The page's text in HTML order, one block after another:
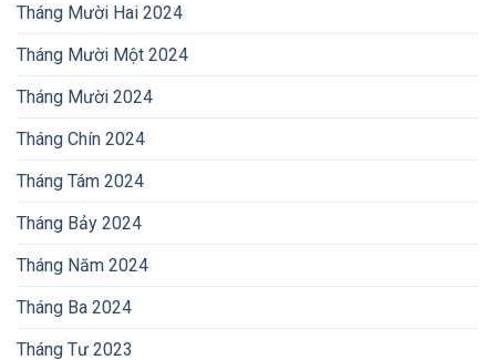
Tháng Mười Hai 2024
Tháng Mười Một 2024
Tháng Mười 2024
Tháng Chín 2024
Tháng Tám 2024
Tháng Bảy 2024
Tháng Năm 2024
Tháng Ba 2024
Tháng Tư 2023